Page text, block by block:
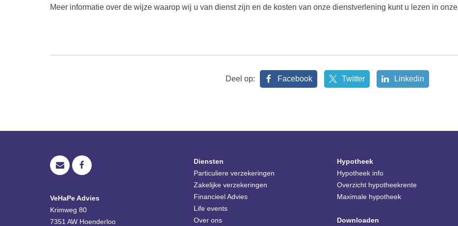
Meer informatie over de wijze waarop wij u van dienst zijn en de kosten van onze dienstverlening kunt u lezen in onze
Deel op: Facebook Twitter Linkedin
VeHaPe Advies
Krimweg 80
7351 AW Hoenderloo
Diensten
Particuliere verzekeringen
Zakelijke verzekeringen
Financieel Advies
Life events
Over ons
Hypotheek
Hypotheek info
Overzicht hypotheekrente
Maximale hypotheek
Downloaden